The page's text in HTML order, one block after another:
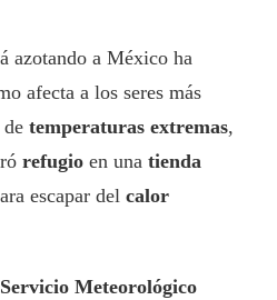
azotando a México ha
afecta a los seres más
temperaturas extremas,
refugio en una tienda
escapar del calor
Servicio Meteorológico